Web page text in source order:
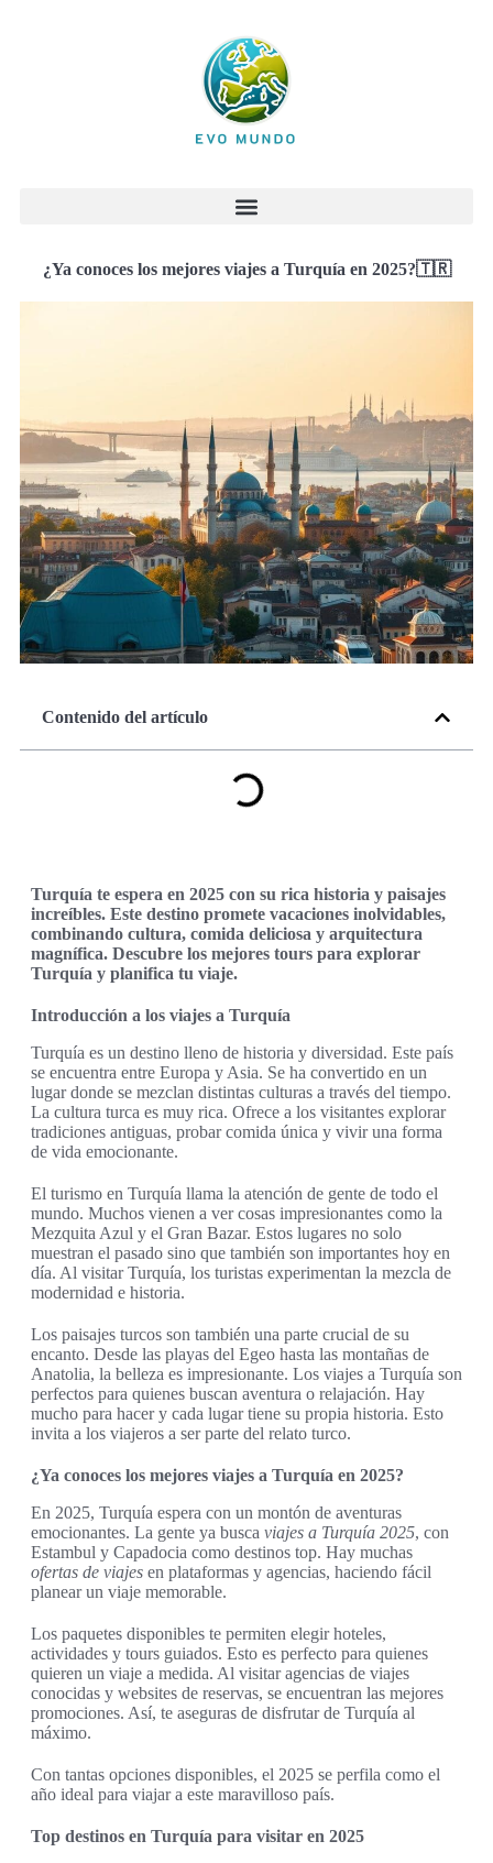
¿Ya conoces los mejores viajes a Turquía en 2025?🇹🇷
Contenido del artículo
Turquía te espera en 2025 con su rica historia y paisajes
increíbles. Este destino promete vacaciones inolvidables,
combinando cultura, comida deliciosa y arquitectura
magnífica. Descubre los mejores tours para explorar
Turquía y planifica tu viaje.
Introducción a los viajes a Turquía
Turquía es un destino lleno de historia y diversidad. Este país
se encuentra entre Europa y Asia. Se ha convertido en un
lugar donde se mezclan distintas culturas a través del tiempo.
La cultura turca es muy rica. Ofrece a los visitantes explorar
tradiciones antiguas, probar comida única y vivir una forma
de vida emocionante.
El turismo en Turquía llama la atención de gente de todo el
mundo. Muchos vienen a ver cosas impresionantes como la
Mezquita Azul y el Gran Bazar. Estos lugares no solo
muestran el pasado sino que también son importantes hoy en
día. Al visitar Turquía, los turistas experimentan la mezcla de
modernidad e historia.
Los paisajes turcos son también una parte crucial de su
encanto. Desde las playas del Egeo hasta las montañas de
Anatolia, la belleza es impresionante. Los viajes a Turquía son
perfectos para quienes buscan aventura o relajación. Hay
mucho para hacer y cada lugar tiene su propia historia. Esto
invita a los viajeros a ser parte del relato turco.
¿Ya conoces los mejores viajes a Turquía en 2025?
En 2025, Turquía espera con un montón de aventuras
emocionantes. La gente ya busca viajes a Turquía 2025, con
Estambul y Capadocia como destinos top. Hay muchas
ofertas de viajes en plataformas y agencias, haciendo fácil
planear un viaje memorable.
Los paquetes disponibles te permiten elegir hoteles,
actividades y tours guiados. Esto es perfecto para quienes
quieren un viaje a medida. Al visitar agencias de viajes
conocidas y websites de reservas, se encuentran las mejores
promociones. Así, te aseguras de disfrutar de Turquía al
máximo.
Con tantas opciones disponibles, el 2025 se perfila como el
año ideal para viajar a este maravilloso país.
Top destinos en Turquía para visitar en 2025